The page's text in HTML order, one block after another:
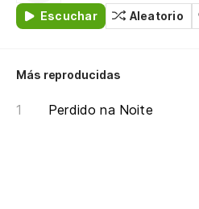
Escuchar Aleatorio
Más reproducidas
Perdido na Noite